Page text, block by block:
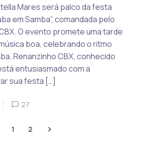
Mares será palco da festa
em Samba”, comandada pelo
O evento promete uma tarde
boa, celebrando o ritmo
Renanzinho CBX, conhecido
entusiasmado com a
sua festa […]
27
1 2